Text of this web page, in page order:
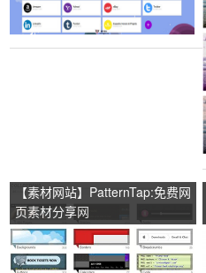
【素材网站】PatternTap:免费网
页素材分享网